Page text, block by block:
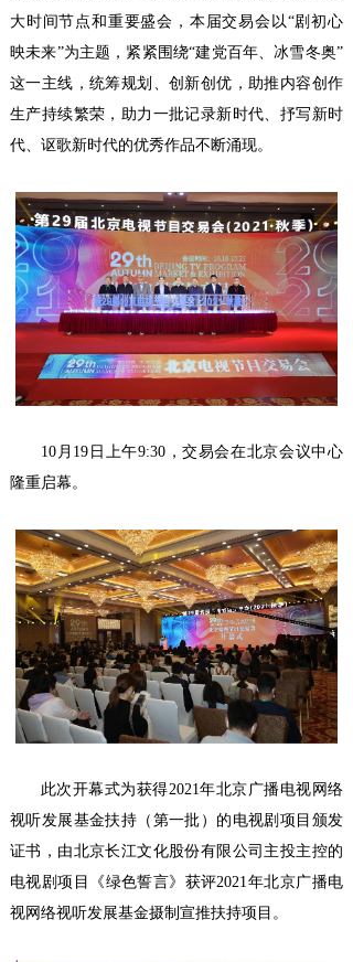
大时间节点和重要盛会，本届交易会以“剧初心
映未来”为主题，紧紧围绕“建党百年、冰雪冬奥”
这一主线，统筹规划、创新创优，助推内容创作
生产持续繁荣，助力一批记录新时代、抒写新时
代、讴歌新时代的优秀作品不断涌现。
10月19日上午9:30，交易会在北京会议中心
隆重启幕。
此次开幕式为获得2021年北京广播电视网络
视听发展基金扶持（第一批）的电视剧项目颁发
证书，由北京长江文化股份有限公司主投主控的
电视剧项目《绿色誓言》获评2021年北京广播电
视网络视听发展基金摄制宣推扶持项目。